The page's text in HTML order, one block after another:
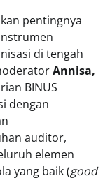
pentingnya
di tengah
Annisa,
BINUS
dengan
auditor,
elemen
yang baik (good